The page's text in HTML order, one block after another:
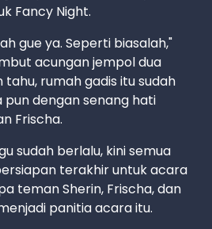
Fancy Night.
gue ya. Seperti biasalah,"
acungan jempol dua
rumah gadis itu sudah
dengan senang hati
Frischa.
sudah berlalu, kini semua
terakhir untuk acara
teman Sherin, Frischa, dan
panitia acara itu.